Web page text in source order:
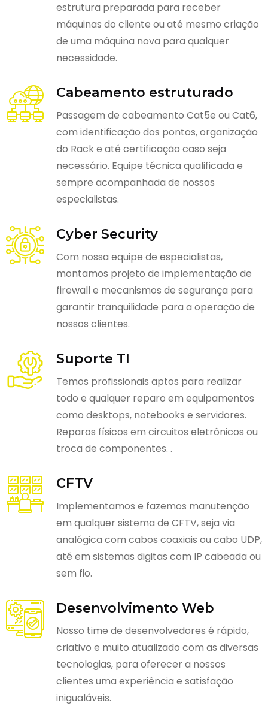
estrutura preparada para receber
máquinas do cliente ou até mesmo criação
de uma máquina nova para qualquer
necessidade.
Cabeamento estruturado
Passagem de cabeamento Cat5e ou Cat6,
com identificação dos pontos, organização
do Rack e até certificação caso seja
necessário. Equipe técnica qualificada e
sempre acompanhada de nossos
especialistas.
Cyber Security
Com nossa equipe de especialistas,
montamos projeto de implementação de
firewall e mecanismos de segurança para
garantir tranquilidade para a operação de
nossos clientes.
Suporte TI
Temos profissionais aptos para realizar
todo e qualquer reparo em equipamentos
como desktops, notebooks e servidores.
Reparos físicos em circuitos eletrônicos ou
troca de componentes. .
CFTV
Implementamos e fazemos manutenção
em qualquer sistema de CFTV, seja via
analógica com cabos coaxiais ou cabo UDP,
até em sistemas digitas com IP cabeada ou
sem fio.
Desenvolvimento Web
Nosso time de desenvolvedores é rápido,
criativo e muito atualizado com as diversas
tecnologias, para oferecer a nossos
clientes uma experiência e satisfação
inigualáveis.